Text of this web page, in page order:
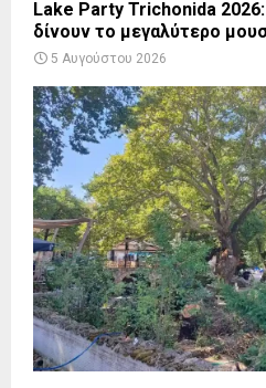
Lake Party Trichonida 2026:
δίνουν το μεγαλύτερο
5 Αυγούστου 2026